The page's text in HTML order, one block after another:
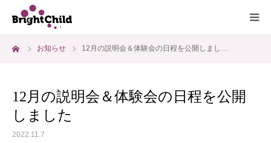
お知らせ 12月の説明会＆体験会の日程を公開しまし…
12月の説明会＆体験会の日程を公開
しました
2022.11.7
ホーム
プログラム